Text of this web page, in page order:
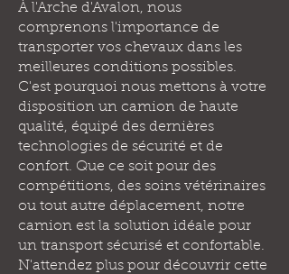
À l'Arche d'Avalon, nous
comprenons l'importance de
transporter vos chevaux dans les
meilleures conditions possibles.
C'est pourquoi nous mettons à votre
disposition un camion de haute
qualité, équipé des dernières
technologies de sécurité et de
confort. Que ce soit pour des
compétitions, des soins vétérinaires
ou tout autre déplacement, notre
camion est la solution idéale pour
un transport sécurisé et confortable.
N'attendez plus pour découvrir cette